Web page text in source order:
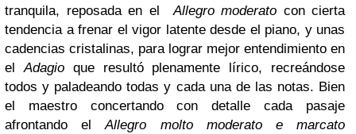
tranquila, reposada en elAllegro moderato con cierta
tendencia a frenar el vigor latente desde el piano, y unas
cadencias cristalinas, para lograr mejor entendimiento en
elAdagioque resultó plenamente lírico, recreándose
todos y paladeando todas y cada una de las notas. Bien
el maestro concertando con detalle cada pasaje
afrontando elAllegro molto moderato e marcato